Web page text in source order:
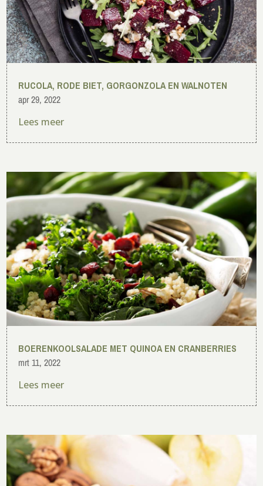
RUCOLA, RODE BIET, GORGONZOLA EN WALNOTEN
apr 29, 2022
Lees meer
BOERENKOOLSALADE MET QUINOA EN CRANBERRIES
mrt 11, 2022
Lees meer